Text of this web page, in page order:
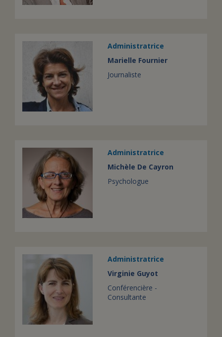
Administratrice
Marielle Fournier
Journaliste
Administratrice
Michèle De Cayron
Psychologue
Administratrice
Virginie Guyot
Conférencière -
Consultante